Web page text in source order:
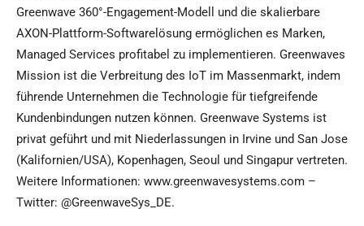
Greenwave 360°-Engagement-Modell und die skalierbare
AXON-Plattform-Softwarelösung ermöglichen es Marken,
Managed Services profitabel zu implementieren. Greenwaves
Mission ist die Verbreitung des IoT im Massenmarkt, indem
führende Unternehmen die Technologie für tiefgreifende
Kundenbindungen nutzen können. Greenwave Systems ist
privat geführt und mit Niederlassungen in Irvine und San Jose
(Kalifornien/USA), Kopenhagen, Seoul und Singapur vertreten.
Weitere Informationen: www.greenwavesystems.com –
Twitter: @GreenwaveSys_DE.